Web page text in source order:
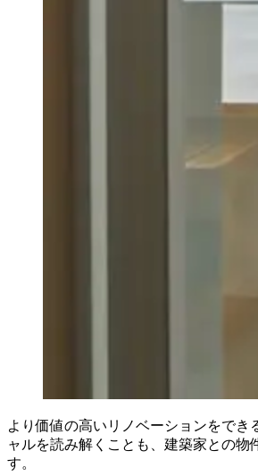
より価値の高いリノベーションをでき
ャルを読み解くことも、建築家との物
す。